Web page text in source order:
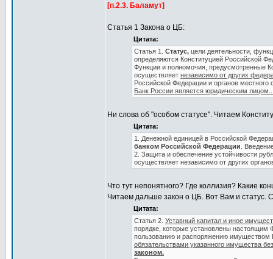
[п.2.3. Баламут]
Статья 1 Закона о ЦБ:
Цитата:
Статья 1. Статус, цели деятельности,
определяются Конституцией Российской
Функции и полномочия, предусмотренные
осуществляет независимо от других
Российской Федерации и органов местного
Банк России является юридическим
Ни слова об "особом статусе". Читаем
Цитата:
1. Денежной единицей в Российской
банком Российской Федерации .
2. Защита и обеспечение устойчивости
осуществляет независимо от других
Что тут непонятного? Где коллизия? Какие
Читаем дальше закон о ЦБ. Вот Вам и статус.
Цитата:
Статья 2. Уставный капитал и иное
порядке, которые установлены
пользованию и распоряжению имуществом
обязательствами указанного имущества
законом.